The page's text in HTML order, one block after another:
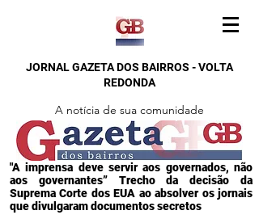
JORNAL GAZETA DOS BAIRROS - VOLTA
REDONDA
A notícia de sua comunidade
"A imprensa deve servir aos governados, não
aos governantes” Trecho da decisão da
Suprema Corte dos EUA ao absolver os jornais
que divulgaram documentos secretos